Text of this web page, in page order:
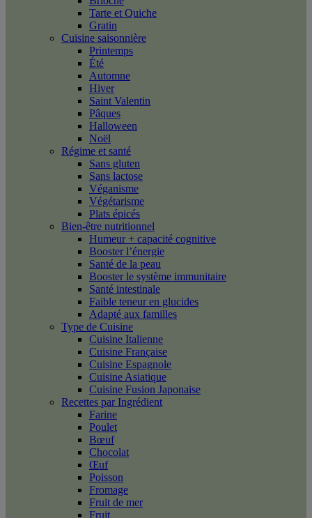
Tarte et Quiche
Gratin
Cuisine saisonnière
Printemps
Été
Automne
Hiver
Saint Valentin
Pâques
Halloween
Noël
Régime et santé
Sans gluten
Sans lactose
Véganisme
Végétarisme
Plats épicés
Bien-être nutritionnel
Humeur + capacité cognitive
Booster l’énergie
Santé de la peau
Booster le système immunitaire
Santé intestinale
Faible teneur en glucides
Adapté aux familles
Type de Cuisine
Cuisine Italienne
Cuisine Française
Cuisine Espagnole
Cuisine Asiatique
Cuisine Fusion Japonaise
Recettes par Ingrédient
Farine
Poulet
Bœuf
Chocolat
Œuf
Poisson
Fromage
Fruit de mer
Fruit